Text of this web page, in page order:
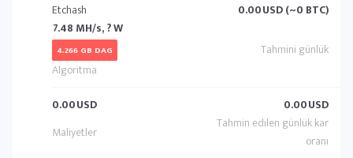
Etchash
7.48 MH/s, ? W
4.266 GB DAG
0.00USD (~0 BTC)
0.00USD 0.00USD